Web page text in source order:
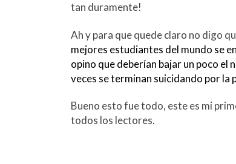
tan duramente!
Ah y para que quede claro no digo
mejores estudiantes del mundo se
opino que deberían bajar un poco el
veces se terminan suicidando por la
Bueno esto fue todo, este es mi
todos los lectores.